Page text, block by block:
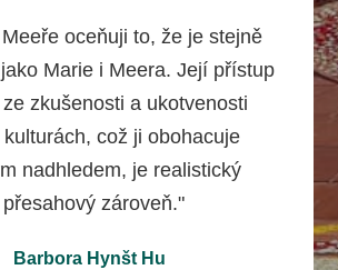
oceňuji to, že je stejně
Marie i Meera. Její přístup
zkušenosti a ukotvenosti
což ji obohacuje
nadhledem, je realistický
přesahový zároveň."
Barbora Hynšt Hu